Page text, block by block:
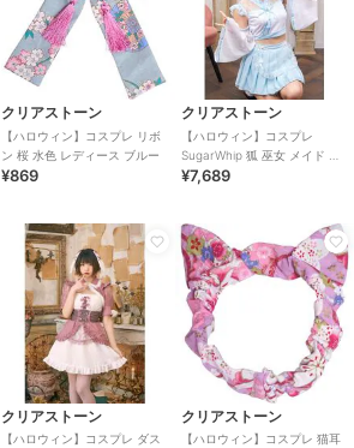
クリアストーン
【ハロウィン】コスプレ リボ
ン 桜 水色 レディース ブルー
¥869
クリアストーン
【ハロウィン】コスプレ
SugarWhip 狐 巫女 メイド レ
ディース ブルー
¥7,689
クリアストーン
【ハロウィン】コスプレ ダス
クリアストーン
【ハロウィン】コスプレ 猫耳